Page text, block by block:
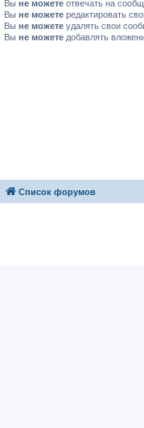
Вы не можете отвечать на
Вы не можете редактировать
Вы не можете удалять свои
Вы не можете добавлять
Список форумов